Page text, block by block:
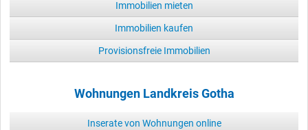
Immobilien mieten
Immobilien kaufen
Provisionsfreie Immobilien
Wohnungen Landkreis Gotha
Inserate von Wohnungen online